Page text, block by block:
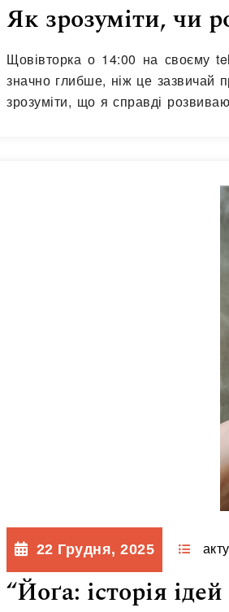
Як зрозуміти, чи
Щовівторка о 14:00 на своєму
значно глибше, ніж це зазвичай
зрозуміти, що я справді
22 Грудня, 2025
“Йоґа: історія